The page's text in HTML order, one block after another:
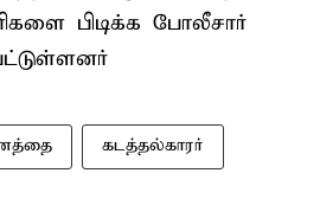
பிடிக்க போலீசார்
கடத்தல்காரர்